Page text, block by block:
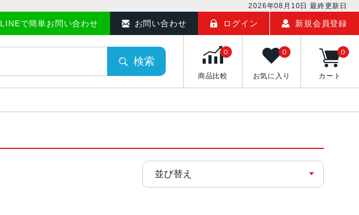
2026年08月10日 最終更新日
LINEで簡単お問い合わせ お問い合わせ ログイン 新規会員登録
検索
商品比較
0
お気に入り
0
カート
0